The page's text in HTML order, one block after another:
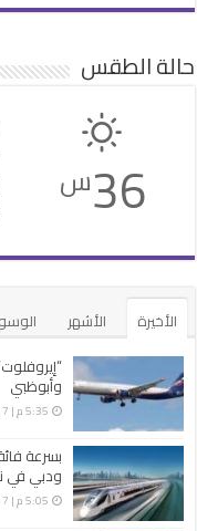
حالة الطقس
36س
الأخيرة الأشهر
وأبوظبي
5:35 م | 7 أغسطس، 2026
بسرعة
ودبي
5:05 م | 7 أغسطس، 2026